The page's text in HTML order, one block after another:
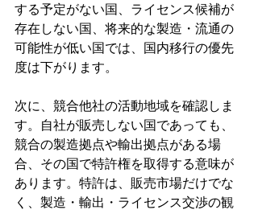
する予定がない国、ライセンス候補が
存在しない国、将来的な製造・流通の
可能性が低い国では、国内移行の優先
度は下がります。
次に、競合他社の活動地域を確認しま
す。自社が販売しない国であっても、
競合の製造拠点や輸出拠点がある場
合、その国で特許権を取得する意味が
あります。特許は、販売市場だけでな
く、製造・輸出・ライセンス交渉の観